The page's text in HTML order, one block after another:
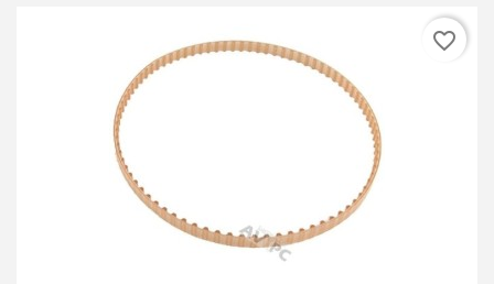
favorite_border